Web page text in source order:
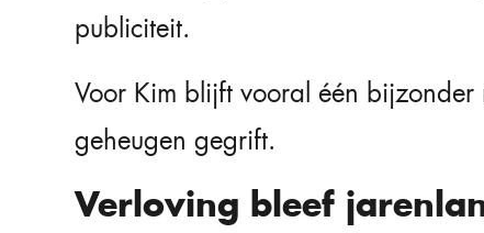
publiciteit.
Voor Kim blijft vooral één
geheugen gegrift.
Verloving bleef